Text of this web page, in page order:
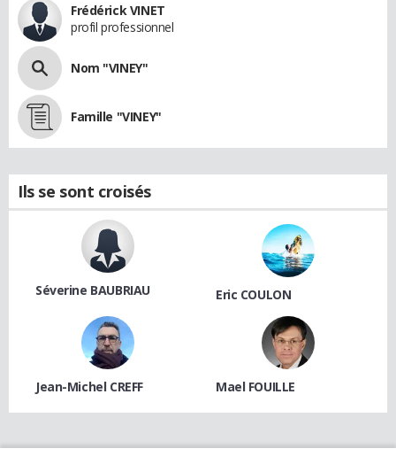
Frédérick VINET
profil professionnel
Nom "VINEY"
Famille "VINEY"
Ils se sont croisés
Séverine BAUBRIAU Eric COULON
Jean-Michel CREFF Mael FOUILLE